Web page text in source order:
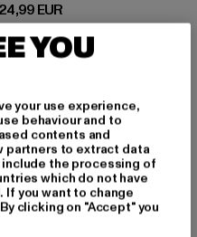
24,99 EUR
Derzeitiger Preis: 24,99 EUR
YOU
your use experience,
behaviour and to
contents and
partners to extract data
the processing of
which do not have
you want to change
clicking on "Accept" you